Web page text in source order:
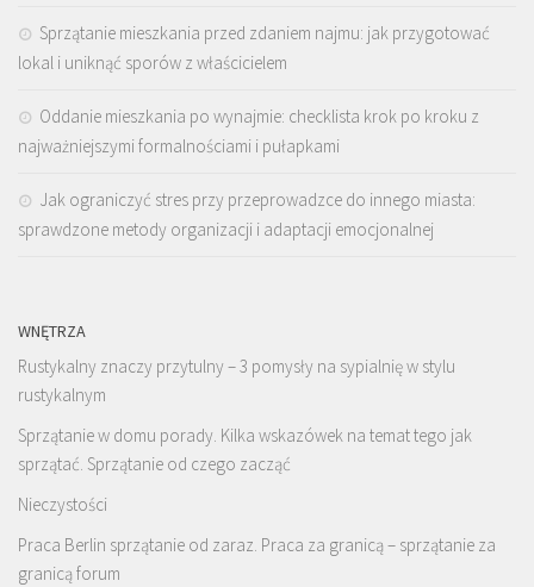
Sprzątanie mieszkania przed zdaniem najmu: jak przygotować
lokal i uniknąć sporów z właścicielem
Oddanie mieszkania po wynajmie: checklista krok po kroku z
najważniejszymi formalnościami i pułapkami
Jak ograniczyć stres przy przeprowadzce do innego miasta:
sprawdzone metody organizacji i adaptacji emocjonalnej
WNĘTRZA
Rustykalny znaczy przytulny – 3 pomysły na sypialnię w stylu
rustykalnym
Sprzątanie w domu porady. Kilka wskazówek na temat tego jak
sprzątać. Sprzątanie od czego zacząć
Nieczystości
Praca Berlin sprzątanie od zaraz. Praca za granicą – sprzątanie za
granicą forum